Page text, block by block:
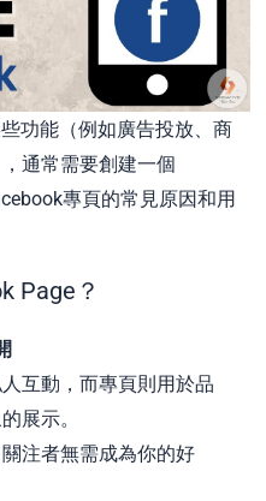
些功能（例如廣告投放、商
通常需要創建一個
專頁的常見原因和用
Page？
互動，而專頁則用於品
展示。
注者無需成為你的好